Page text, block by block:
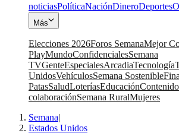
noticiasPolíticaNaciónDineroDeportes
Más
Elecciones 2026Foros SemanaMejor
PlayMundoConfidencialesSemana
TVGenteEspecialesArcadiaTecnología
UnidosVehículosSemana Sostenible
PatasSaludLoteríasEducación
colaboraciónSemana RuralMujeres
Semana|
Estados Unidos